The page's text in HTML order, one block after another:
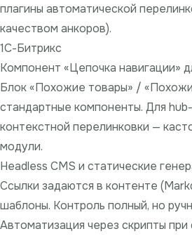
плагины автоматической
качеством анкоров).
1С-Битрикс
Компонент «Цепочка навигации»
Блок «Похожие товары» /
стандартные компоненты. Для
контекстной перелинковки —
модули.
Headless CMS и статические
Ссылки задаются в контенте
шаблоны. Контроль полный, но
Автоматизация через скрипты при